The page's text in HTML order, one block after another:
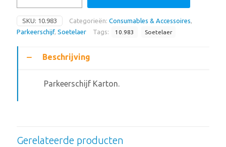
SKU: 10.983 Categorieën: Consumables & Accessoires,
Parkeerschijf, Soetelaer Tags: 10.983 Soetelaer
Beschrijving
Parkeerschijf Karton.
Gerelateerde producten